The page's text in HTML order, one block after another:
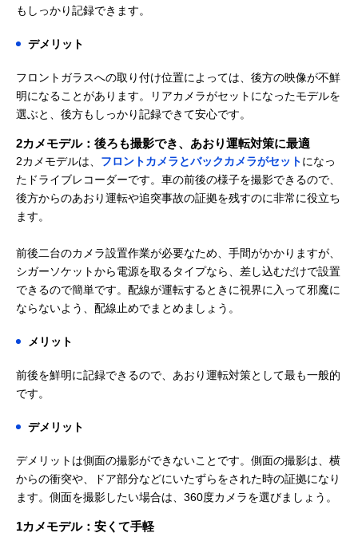
もしっかり記録できます。
デメリット
フロントガラスへの取り付け位置によっては、後方の映像が不鮮
明になることがあります。
リアカメラがセットになったモデルを
選ぶと、後方もしっかり記録できて安心です。
2カメモデル：後ろも撮影でき、あおり運転対策に最適
2カメモデルは、 フロントカメラとバックカメラがセットになっ
たドライブレコーダーです。車の前後の様子を撮影できるので、
後方からのあおり運転や追突事故の証拠を残すのに非常に役立ち
ます。
前後二台のカメラ設置作業が必要なため、手間がかかりますが、
シガーソケットから電源を取るタイプなら、差し込むだけで設置
できるので簡単です。配線が運転するときに視界に入って邪魔に
ならないよう、配線止めでまとめましょう。
メリット
前後を鮮明に記録できるので、あおり運転対策として最も一般的
です。
デメリット
デメリットは側面の撮影ができないことです。側面の撮影は、横
からの衝突や、ドア部分などにいたずらをされた時の証拠になり
ます。側面を撮影したい場合は、360度カメラを選びましょう。
1カメモデル：安くて手軽